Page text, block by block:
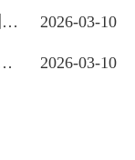
2026-03-10
2026-03-10